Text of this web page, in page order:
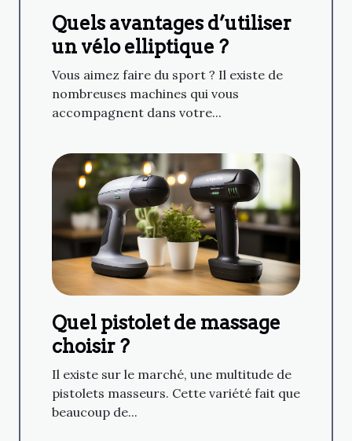
Quels avantages d’utiliser
un vélo elliptique ?
Vous aimez faire du sport ? Il existe de
nombreuses machines qui vous
accompagnent dans votre...
Quel pistolet de massage
choisir ?
Il existe sur le marché, une multitude de
pistolets masseurs. Cette variété fait que
beaucoup de...